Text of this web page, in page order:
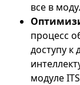
все в
процесс
доступу к
модуле